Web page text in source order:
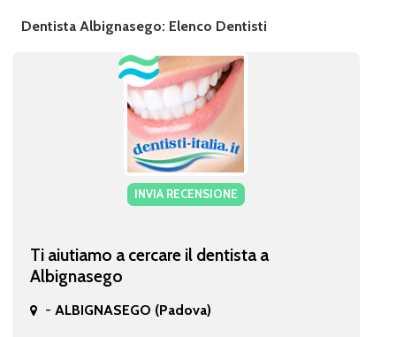
Dentista Albignasego: Elenco Dentisti
INVIA RECENSIONE
Ti aiutiamo a cercare il dentista a
Albignasego
- ALBIGNASEGO (Padova)